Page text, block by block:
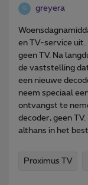
G greyera
en TV-service uit.
geen TV. Na
de vaststelling
een nieuwe
neem speciaal
ontvangst te
decoder, geen
althans in het
Proximus TV